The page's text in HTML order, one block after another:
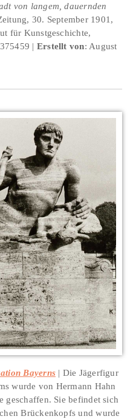
von langem, dauernden
30. September 1901,
für Kunstgeschichte,
Erstellt von: August
Bayerns
Die Jägerfigur
wurde von Hermann Hahn
Sie befindet sich
Brückenkopfs und wurde